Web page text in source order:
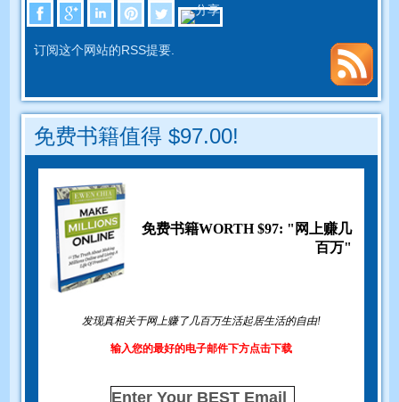
订阅这个网站的RSS提要.
免费书籍值得 $97.00!
免费书籍WORTH $97: "网上赚几
百万"
发现真相关于网上赚了几百万生活起居生活的自由!
输入您的最好的电子邮件下方点击下载